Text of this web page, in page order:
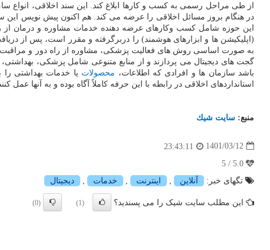
از طی مراحل رسمی به کسب و کارها ابلاغ کند. این سند اخلاقی، انواع
(اپلیکیشن ها و ابزارهای هوشمند) را دربرگرفته و مقرر است، پس از
به صورت اساسی روش های فعالیت پزشکی، مشاوره از راه دور و مراقبت
گجت های دیجیتال می پردازند و از منابع متنوعی شامل پزشکی،
باشد سازمان ها و افرادی که اطلاعات، محصولات یا خدمات بهداشتی
استانداردهای اخلاقی در رابطه با این حرفه کاملاً آگاه بوده و به آنها عمل
منبع: سایت شیك
1401/03/12
23:43:11
تگهای خبر:
آنلاین , اینترنت , خدمات , دیجیتال
این مطلب سایت شیک را می پسندید؟ (1)
(0)